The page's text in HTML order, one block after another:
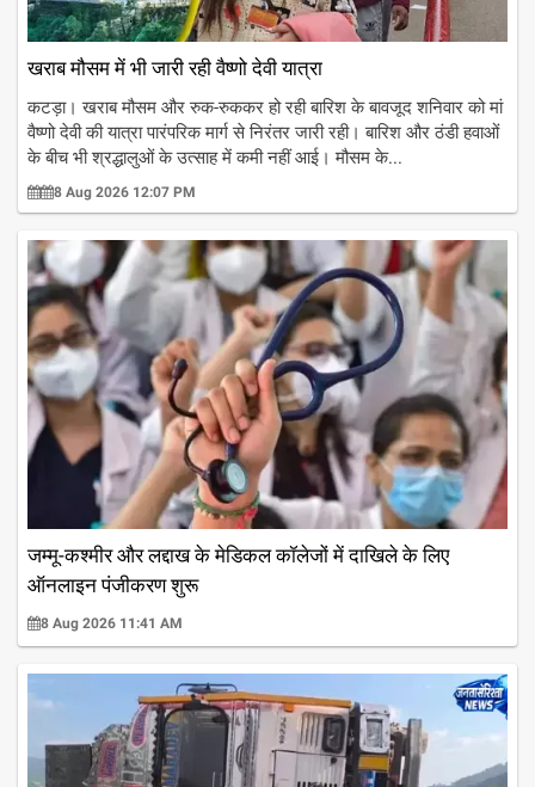
खराब मौसम में भी जारी रही वैष्णो देवी यात्रा
कटड़ा। खराब मौसम और रुक-रुककर हो रही बारिश के बावजूद शनिवार को मां
वैष्णो देवी की यात्रा पारंपरिक मार्ग से निरंतर जारी रही। बारिश और ठंडी हवाओं
के बीच भी श्रद्धालुओं के उत्साह में कमी नहीं आई। मौसम के...
8 Aug 2026 12:07 PM
जम्मू-कश्मीर और लद्दाख के मेडिकल कॉलेजों में दाखिले के लिए
ऑनलाइन पंजीकरण शुरू
8 Aug 2026 11:41 AM